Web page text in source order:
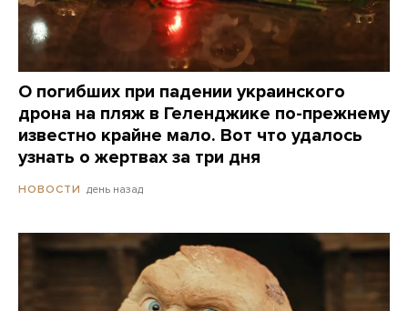
О погибших при падении украинского
дрона на пляж в Геленджике по-прежнему
известно крайне мало. Вот что удалось
узнать о жертвах за три дня
НОВОСТИ день назад